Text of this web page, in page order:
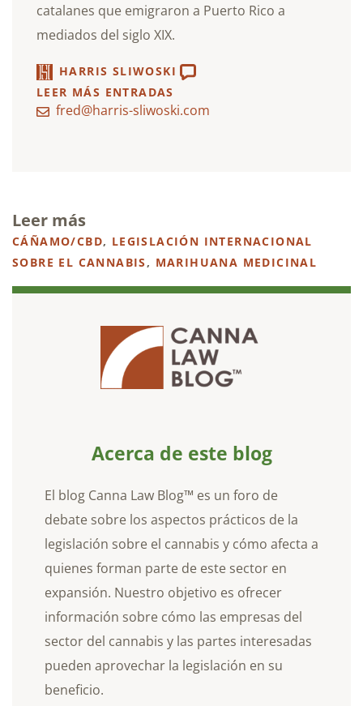
catalanes que emigraron a Puerto Rico a
mediados del siglo XIX.
HARRIS SLIWOSKI
LEER MÁS ENTRADAS
fred@harris-sliwoski.com
Leer más
CÁÑAMO/CBD, LEGISLACIÓN INTERNACIONAL
SOBRE EL CANNABIS, MARIHUANA MEDICINAL
Acerca de este blog
El blog Canna Law Blog™ es un foro de
debate sobre los aspectos prácticos de la
legislación sobre el cannabis y cómo afecta a
quienes forman parte de este sector en
expansión. Nuestro objetivo es ofrecer
información sobre cómo las empresas del
sector del cannabis y las partes interesadas
pueden aprovechar la legislación en su
beneficio.